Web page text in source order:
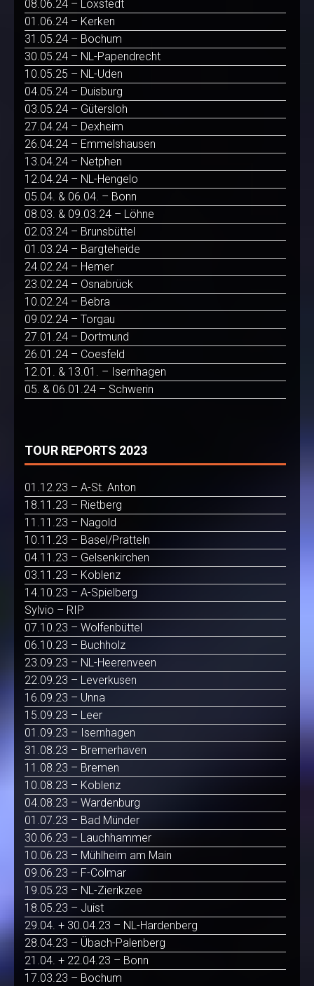
08.06.24 – Loxstedt
01.06.24 – Kerken
31.05.24 – Bochum
30.05.24 – NL-Papendrecht
10.05.25 – NL-Uden
04.05.24 – Duisburg
03.05.24 – Gütersloh
27.04.24 – Dexheim
26.04.24 – Emmelshausen
13.04.24 – Netphen
12.04.24 – NL-Hengelo
05.04. & 06.04. – Bonn
08.03. & 09.03.24 – Löhne
02.03.24 – Brunsbüttel
01.03.24 – Bargteheide
24.02.24 – Hemer
23.02.24 – Osnabrück
10.02.24 – Bebra
09.02.24 – Torgau
27.01.24 – Dortmund
26.01.24 – Coesfeld
12.01. & 13.01. – Isernhagen
05. & 06.01.24 – Schwerin
TOUR REPORTS 2023
01.12.23 – A-St. Anton
18.11.23 – Rietberg
11.11.23 – Nagold
10.11.23 – Basel/Pratteln
04.11.23 – Gelsenkirchen
03.11.23 – Koblenz
14.10.23 – A-Spielberg
Sylvio – RIP
07.10.23 – Wolfenbüttel
06.10.23 – Buchholz
23.09.23 – NL-Heerenveen
22.09.23 – Leverkusen
16.09.23 – Unna
15.09.23 – Leer
01.09.23 – Isernhagen
31.08.23 – Bremerhaven
11.08.23 – Bremen
10.08.23 – Koblenz
04.08.23 – Wardenburg
01.07.23 – Bad Münder
30.06.23 – Lauchhammer
10.06.23 – Mühlheim am Main
09.06.23 – F-Colmar
19.05.23 – NL-Zierikzee
18.05.23 – Juist
29.04. + 30.04.23 – NL-Hardenberg
28.04.23 – Übach-Palenberg
21.04. + 22.04.23 – Bonn
17.03.23 – Bochum